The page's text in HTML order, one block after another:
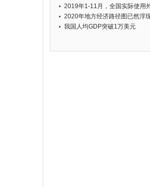
个，增长15.5%
2019年1-11月，全国实际使用
币，同比增长6.0%
2020年地方经济路径图已然浮
我国人均GDP突破1万美元